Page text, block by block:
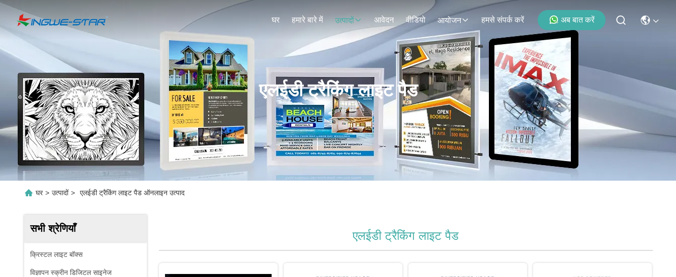
घर हमारे बारे में उत्पादों आवेदन वीडियो आयोजन हमसे संपर्क करें अब बात करें
एलईडी ट्रैकिंग लाइट पैड
घर > उत्पादों > एलईडी ट्रैकिंग लाइट पैड ऑनलाइन उत्पाद
सभी श्रेणियाँ
क्रिस्टल लाइट बॉक्स
विज्ञापन स्क्रीन डिजिटल साइनेज
एलईडी ट्रैकिंग लाइट पैड